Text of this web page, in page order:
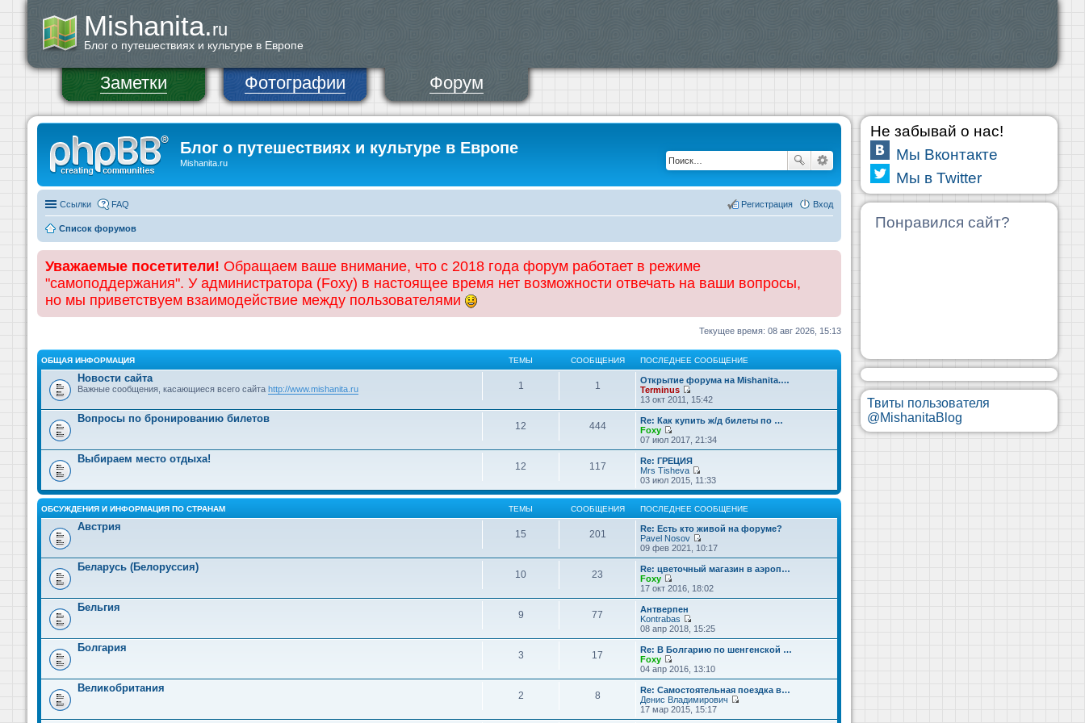
Mishanita.ru
Блог о путешествиях и культуре в Европе
Заметки Фотографии Форум
Блог о путешествиях и культуре в Европе
Mishanita.ru
Ссылки FAQ Вход
Регистрация
Список форумов
Уважаемые посетители! Обращаем ваше внимание, что с 2018 года форум работает в режиме
"самоподдержания". У администратора (Foxy) в настоящее время нет возможности отвечать на ваши вопросы,
но мы приветствуем взаимодействие между пользователями
Текущее время: 08 авг 2026, 15:13
ОБЩАЯ ИНФОРМАЦИЯ ТЕМЫ СООБЩЕНИЯ ПОСЛЕДНЕЕ СООБЩЕНИЕ
Новости сайта
Важные сообщения, касающиеся всего сайта http://www.mishanita.ru 1 1
Открытие форума на Mishanita.…
Terminus
П
е
р
е
й
т
и
к
п
о
с
л
е
н
е
м
у
с
о
б
н
и
ю
13 окт 2011, 15:42
Вопросы по бронированию билетов
12 444
Re: Как купить ж/д билеты по …
Foxy
П
е
р
е
й
т
и
к
п
о
с
л
е
н
е
м
у
с
о
о
б
щ
н
и
ю
07 июл 2017, 21:34
Выбираем место отдыха!
12 117
Re: ГРЕЦИЯ
Mrs Tisheva
П
е
р
е
й
т
к
п
о
с
л
е
е
м
с
о
б
щ
е
н
и
03 июл 2015, 11:33
ОБСУЖДЕНИЯ И ИНФОРМАЦИЯ ПО СТРАНАМ ТЕМЫ СООБЩЕНИЯ ПОСЛЕДНЕЕ СООБЩЕНИЕ
Австрия
15 201
Re: Есть кто живой на форуме?
Pavel Nosov
П
е
р
е
й
т
п
о
л
д
н
е
м
у
с
09 фев 2021, 10:17
Беларусь (Белоруссия)
10 23
Re: цветочный магазин в аэроп…
Foxy
П
е
р
е
й
т
к
п
о
л
е
д
17 окт 2016, 18:02
Бельгия
9 77
Антверпен
Kontrabas
П
е
р
е
й
т
к
п
о
08 апр 2018, 15:25
Болгария
3 17
Re: В Болгарию по шенгенской …
Foxy
П
е
р
е
й
т
04 апр 2016, 13:10
Великобритания
2 8
Re: Самостоятельная поездка в…
Денис Владимирович
е
17 мар 2015, 15:17
Не забывай о нас!
Мы Вконтакте
Мы в Twitter
Понравился сайт?
Твиты пользователя
@MishanitaBlog